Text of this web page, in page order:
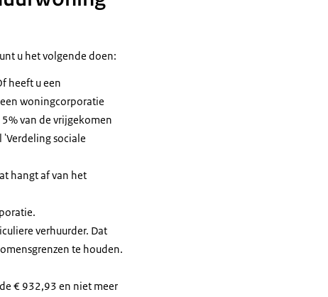
u het volgende doen:
heeft u een
woningcorporatie
van de vrijgekomen
sociale
hangt af van het
verhuurder. Dat
te houden.
€ 932,93 en niet meer